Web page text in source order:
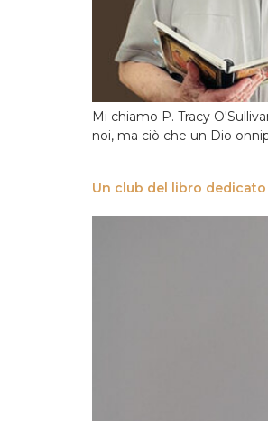
Mi chiamo P. Tracy
noi, ma ciò che un Dio
Un club del libro dedicato